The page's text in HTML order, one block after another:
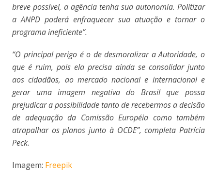
breve possível, a agência tenha sua autonomia. Politizar
a ANPD poderá enfraquecer sua atuação e tornar o
programa ineficiente”.
“O principal perigo é o de desmoralizar a Autoridade, o
que é ruim, pois ela precisa ainda se consolidar junto
aos cidadãos, ao mercado nacional e internacional e
gerar uma imagem negativa do Brasil que possa
prejudicar a possibilidade tanto de recebermos a decisão
de adequação da Comissão Européia como também
atrapalhar os planos junto à OCDE”, completa Patrícia
Peck.
Imagem: Freepik